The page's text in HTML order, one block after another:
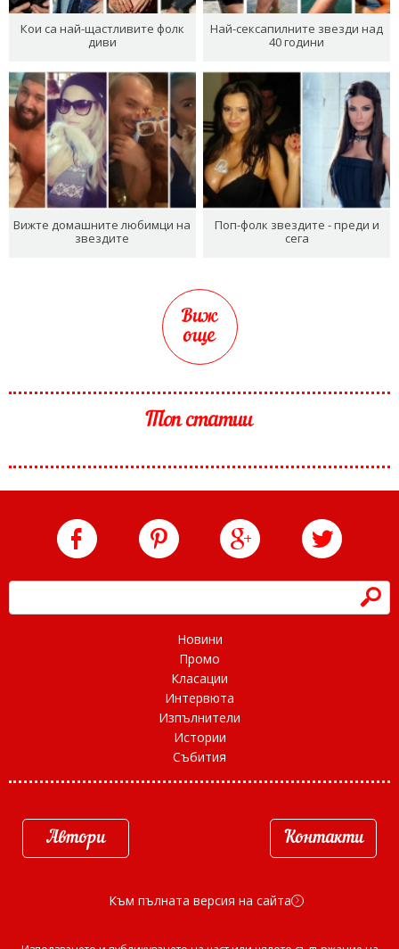
Кои са най-щастливите фолк
диви
Най-сексапилните звезди над
40 години
Вижте домашните любимци на
звездите
Поп-фолк звездите - преди и
сега
Виж
още
Топ статии
h
Новини
Промо
Класации
Интервюта
Изпълнители
Истории
Събития
Автори Контакти
Към пълната версия на сайта d